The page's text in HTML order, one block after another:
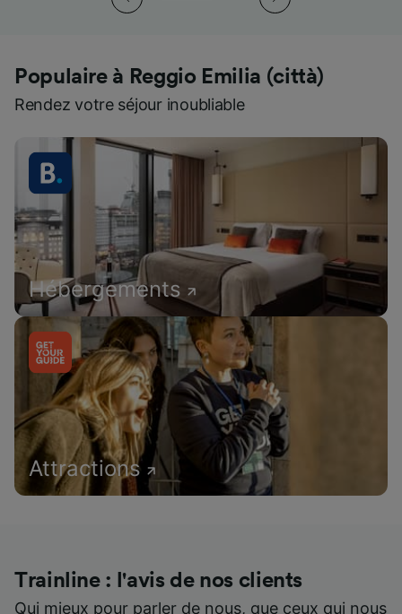
Populaire à Reggio Emilia (città)
Rendez votre séjour inoubliable
Hébergements
Attractions
Trainline : l'avis de nos clients
Qui mieux pour parler de nous, que ceux qui nous